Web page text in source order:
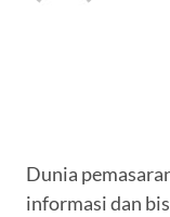
Dunia
informasi dan